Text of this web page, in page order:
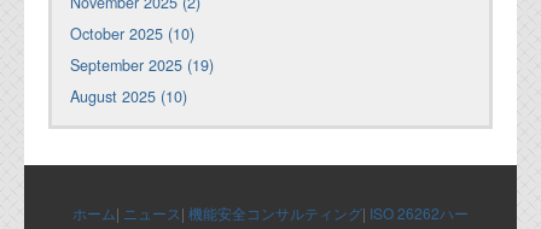
October 2025 (10)
September 2025 (19)
August 2025 (10)
ホーム| ニュース| 機能安全コンサルティング| ISO 26262ハー